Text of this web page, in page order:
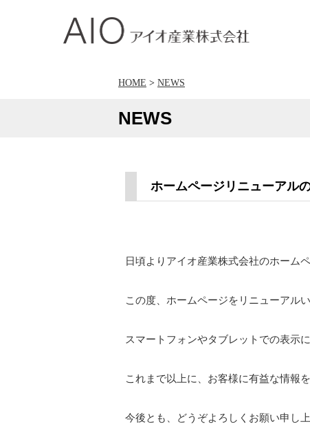
HOME > NEWS
NEWS
ホームページリニューアル
日頃よりアイオ産業株式会社のホーム
この度、ホームページをリニューアルい
スマートフォンやタブレットでの表示
これまで以上に、お客様に有益な情報
今後とも、どうぞよろしくお願い申し上